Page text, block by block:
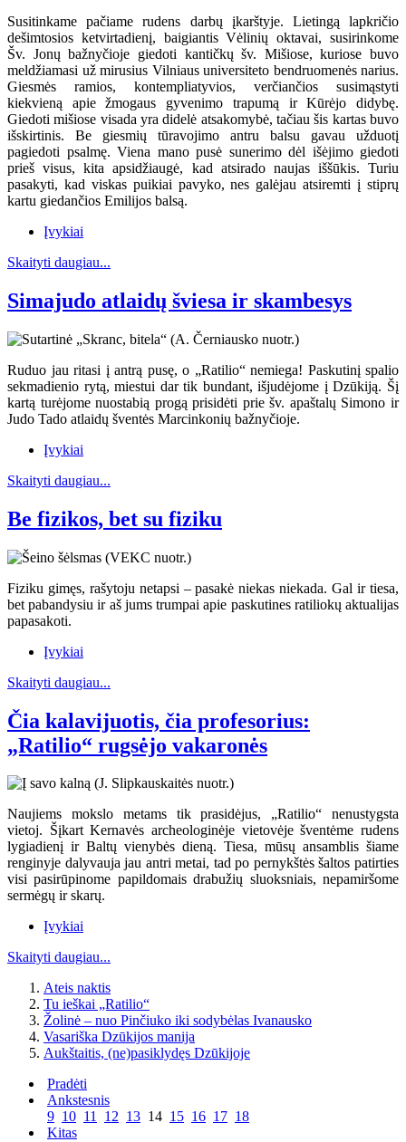
Susitinkame pačiame rudens darbų įkarštyje. Lietingą lapkričio
dešimtosios ketvirtadienį, baigiantis Vėlinių oktavai, susirinkome
Šv. Jonų bažnyčioje giedoti kantičkų šv. Mišiose, kuriose buvo
meldžiamasi už mirusius Vilniaus universiteto bendruomenės narius.
Giesmės ramios, kontempliatyvios, verčiančios susimąstyti
kiekvieną apie žmogaus gyvenimo trapumą ir Kūrėjo didybę.
Giedoti mišiose visada yra didelė atsakomybė, tačiau šis kartas buvo
išskirtinis. Be giesmių tūravojimo antru balsu gavau užduotį
pagiedoti psalmę. Viena mano pusė sunerimo dėl išėjimo giedoti
prieš visus, kita apsidžiaugė, kad atsirado naujas iššūkis. Turiu
pasakyti, kad viskas puikiai pavyko, nes galėjau atsiremti į stiprų
kartu giedančios Emilijos balsą.
Įvykiai
Skaityti daugiau...
Simajudo atlaidų šviesa ir skambesys
Ruduo jau ritasi į antrą pusę, o „Ratilio“ nemiega! Paskutinį spalio
sekmadienio rytą, miestui dar tik bundant, išjudėjome į Dzūkiją. Šį
kartą turėjome nuostabią progą prisidėti prie šv. apaštalų Simono ir
Judo Tado atlaidų šventės Marcinkonių bažnyčioje.
Įvykiai
Skaityti daugiau...
Be fizikos, bet su fiziku
Fiziku gimęs, rašytoju netapsi – pasakė niekas niekada. Gal ir tiesa,
bet pabandysiu ir aš jums trumpai apie paskutines ratiliokų aktualijas
papasakoti.
Įvykiai
Skaityti daugiau...
Čia kalavijuotis, čia profesorius:
„Ratilio“ rugsėjo vakaronės
Naujiems mokslo metams tik prasidėjus, „Ratilio“ nenustygsta
vietoj. Šįkart Kernavės archeologinėje vietovėje šventėme rudens
lygiadienį ir Baltų vienybės dieną. Tiesa, mūsų ansamblis šiame
renginyje dalyvauja jau antri metai, tad po pernykštės šaltos patirties
visi pasirūpinome papildomais drabužių sluoksniais, nepamiršome
sermėgų ir skarų.
Įvykiai
Skaityti daugiau...
Ateis naktis
Tu ieškai „Ratilio“
Žolinė – nuo Pinčiuko iki sodybėlas Ivanausko
Vasariška Dzūkijos manija
Aukštaitis, (ne)pasiklydęs Dzūkijoje
Pradėti
Ankstesnis
9 10 11 12 13 14 15 16 17 18
Kitas